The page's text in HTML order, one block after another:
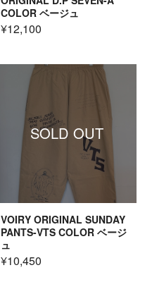
COLOR ベージュ
¥12,100
SOLD OUT
VOIRY ORIGINAL SUNDAY
PANTS-VTS COLOR ベージ
ュ
¥10,450